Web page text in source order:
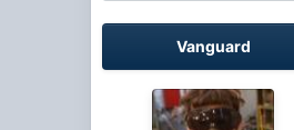
Vanguard